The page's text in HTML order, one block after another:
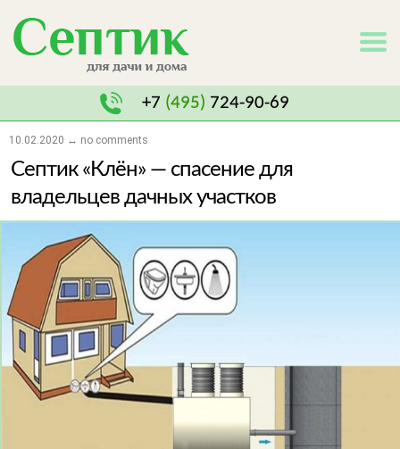
+7 (495) 724-90-69
10.02.2020 ↔ no comments
Септик «Клён» — спасение для
владельцев дачных участков